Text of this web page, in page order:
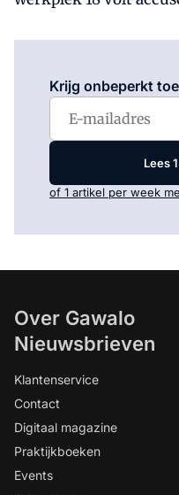
Krijg onbeperkt
Lees
of 1 artikel per week
Over Gawalo
Nieuwsbrieven
Klantenservice
Contact
Digitaal magazine
Praktijkboeken
Events